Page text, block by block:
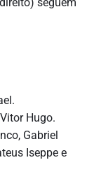
seguem
Hugo.
Gabriel
Iseppe e